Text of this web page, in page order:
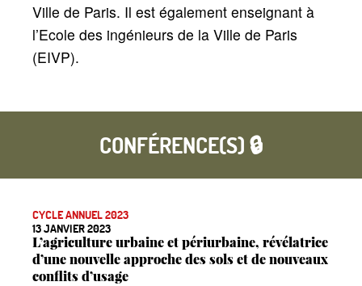
Ville de Paris. Il est également enseignant à
l’Ecole des ingénieurs de la Ville de Paris
(EIVP).
CONFÉRENCE(S) 🔒
CYCLE ANNUEL 2023
13 JANVIER 2023
L’agriculture urbaine et périurbaine, révélatrice
d’une nouvelle approche des sols et de nouveaux
conflits d’usage